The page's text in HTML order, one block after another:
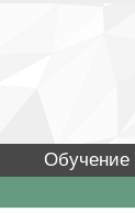
Обучение